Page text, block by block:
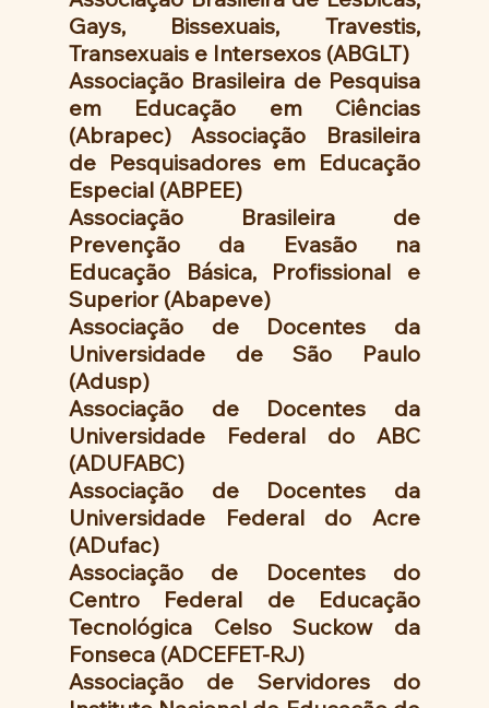
Gays, Bissexuais, Travestis,
Transexuais e Intersexos (ABGLT)
Associação Brasileira de Pesquisa
em Educação em Ciências
(Abrapec) Associação Brasileira
de Pesquisadores em Educação
Especial (ABPEE)
Associação Brasileira de
Prevenção da Evasão na
Educação Básica, Profissional e
Superior (Abapeve)
Associação de Docentes da
Universidade de São Paulo
(Adusp)
Associação de Docentes da
Universidade Federal do ABC
(ADUFABC)
Associação de Docentes da
Universidade Federal do Acre
(ADufac)
Associação de Docentes do
Centro Federal de Educação
Tecnológica Celso Suckow da
Fonseca (ADCEFET-RJ)
Associação de Servidores do